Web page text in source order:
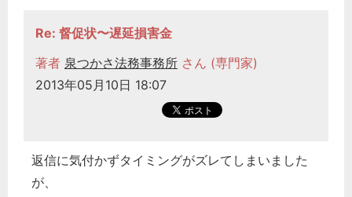
Re: 督促状〜遅延損害金
著者 泉つかさ法務事務所 さん (専門家)
2013年05月10日 18:07
返信に気付かずタイミングがズレてしまいました
が、
どのカテゴリーに投稿しますか？
労務管理